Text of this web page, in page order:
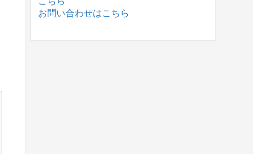
お問い合わせはこちら